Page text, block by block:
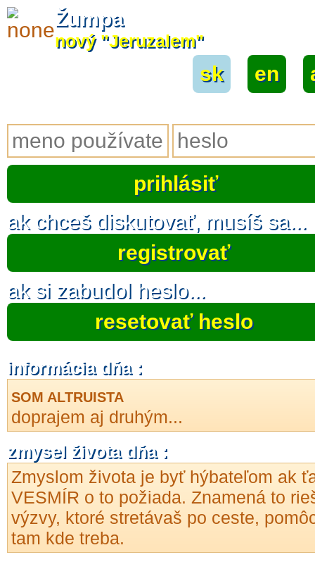
Žumpa
nový "Jeruzalem"
sk en
ak chceš diskutovať, musíš sa...
registrovať
ak si zabudol heslo...
resetovať heslo
informácia dňa :
SOM ALTRUISTA
doprajem aj druhým...
zmysel života dňa :
Zmyslom života je byť hýbateľom ak
VESMÍR o to požiada. Znamená to
výzvy, ktoré stretávaš po ceste,
tam kde treba.